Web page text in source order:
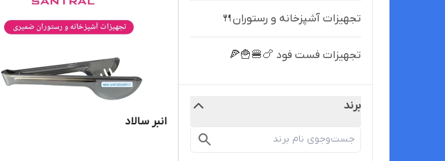
تجهیزات آشپزخانه و رستوران🍴
تجهیزات فست فود 🍗🍔🍟🍕
برند
انبر سالاد